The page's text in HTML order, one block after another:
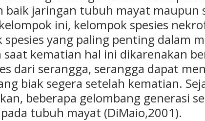
baik jaringan tubuh mayat maupun
ini, kelompok spesies
spesies yang paling penting dalam
saat kematian hal ini dikarenakan
dari serangga, serangga dapat
biak segera setelah kematian.
beberapa gelombang generasi
tubuh mayat (DiMaio,2001).